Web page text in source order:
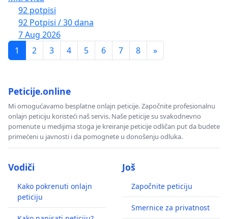
92 potpisi
92 Potpisi / 30 dana
7 Aug 2026
1
2 3 4 5 6 7 8 »
Peticije.online
Mi omogućavamo besplatne onlajn peticije. Započnite profesionalnu
onlajn peticiju koristeći naš servis. Naše peticije su svakodnevno
pomenute u medijima stoga je kreiranje peticije odličan put da budete
primećeni u javnosti i da pomognete u donošenju odluka.
Vodiči
Kako pokrenuti onlajn
peticiju
Još
Započnite peticiju
Smernice za privatnost